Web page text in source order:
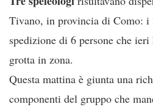
Tivano, in provincia di Como: i
spedizione di 6 persone che
grotta in zona.
Questa mattina è giunta una
componenti del gruppo che